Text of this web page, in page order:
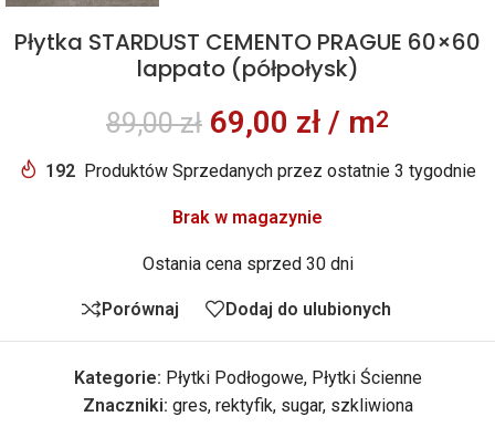
Płytka STARDUST CEMENTO PRAGUE 60×60
lappato (półpołysk)
89,00zł 69,00 zł / m2
192 Produktów Sprzedanych przez ostatnie 3 tygodnie
Brak w magazynie
Ostania cena sprzed 30 dni
Porównaj Dodaj do ulubionych
Kategorie: Płytki Podłogowe, Płytki Ścienne
Znaczniki: gres, rektyfik, sugar, szkliwiona